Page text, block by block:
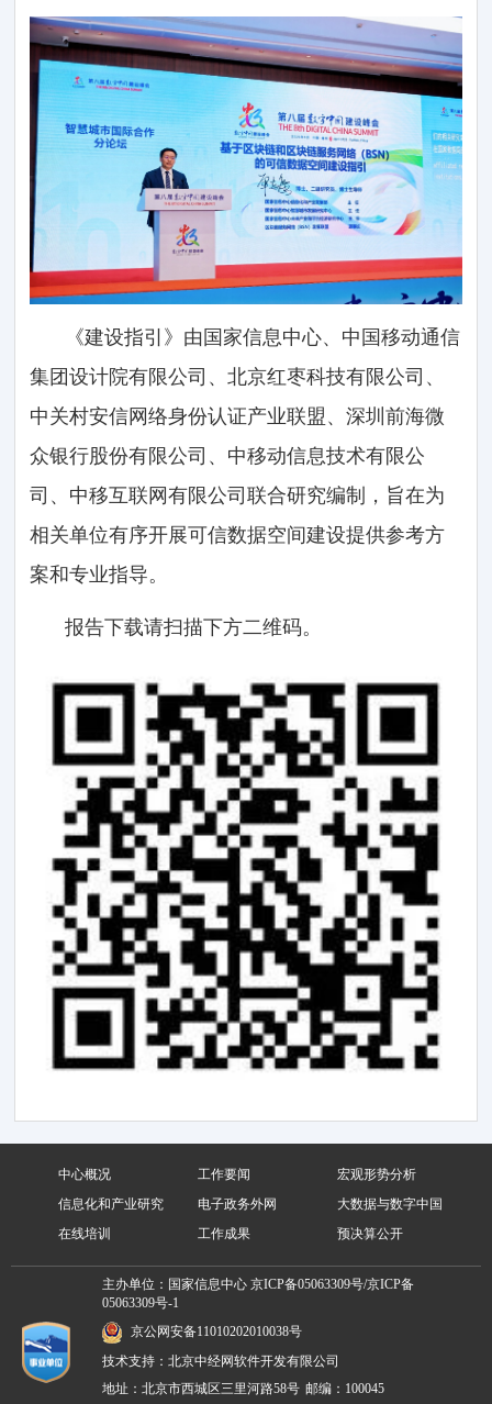
《建设指引》由国家信息中心、中国移动通信
集团设计院有限公司、北京红枣科技有限公司、
中关村安信网络身份认证产业联盟、深圳前海微
众银行股份有限公司、中移动信息技术有限公
司、中移互联网有限公司联合研究编制，旨在为
相关单位有序开展可信数据空间建设提供参考方
案和专业指导。
报告下载请扫描下方二维码。
中心概况 工作要闻
宏观形势分析
信息化和产业研究
电子政务外网
大数据与数字中国
在线培训
工作成果 预决算公开
主办单位：国家信息中心京ICP备05063309号/京ICP备
05063309号-1
京公网安备11010202010038号
技术支持：北京中经网软件开发有限公司
地址：北京市西城区三里河路58号 邮编：100045